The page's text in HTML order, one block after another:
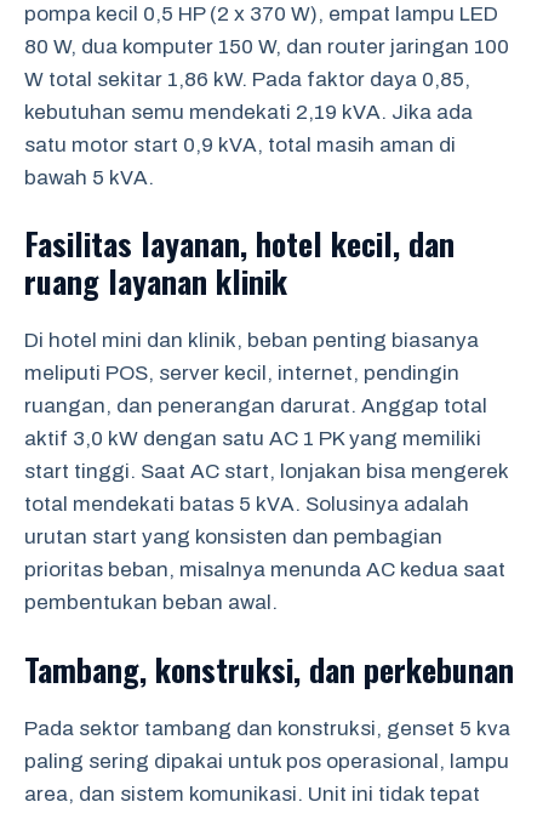
pompa kecil 0,5 HP (2 x 370 W), empat lampu LED
80 W, dua komputer 150 W, dan router jaringan 100
W total sekitar 1,86 kW. Pada faktor daya 0,85,
kebutuhan semu mendekati 2,19 kVA. Jika ada
satu motor start 0,9 kVA, total masih aman di
bawah 5 kVA.
Fasilitas layanan, hotel kecil, dan
ruang layanan klinik
Di hotel mini dan klinik, beban penting biasanya
meliputi POS, server kecil, internet, pendingin
ruangan, dan penerangan darurat. Anggap total
aktif 3,0 kW dengan satu AC 1 PK yang memiliki
start tinggi. Saat AC start, lonjakan bisa mengerek
total mendekati batas 5 kVA. Solusinya adalah
urutan start yang konsisten dan pembagian
prioritas beban, misalnya menunda AC kedua saat
pembentukan beban awal.
Tambang, konstruksi, dan perkebunan
Pada sektor tambang dan konstruksi, genset 5 kva
paling sering dipakai untuk pos operasional, lampu
area, dan sistem komunikasi. Unit ini tidak tepat